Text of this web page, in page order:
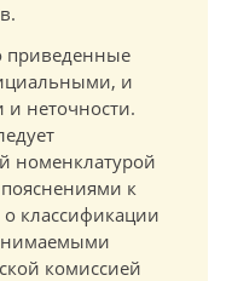
приведенные
и
и неточности.
номенклатурой
к
классификации
комиссией